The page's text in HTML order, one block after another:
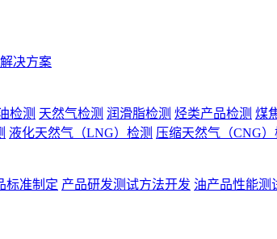
决方案
检测 天然气检测 润滑脂检测 烃类产品检测 煤
液化天然气（LNG）检测 压缩天然气（CNG）
标准制定 产品研发测试方法开发 油产品性能测